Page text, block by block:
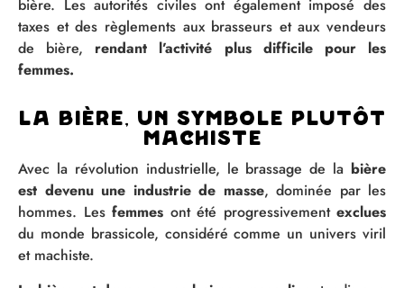
bière. Les autorités civiles ont également imposé des
taxes et des règlements aux brasseurs et aux vendeurs
de bière, rendant l’activité plus difficile pour les
femmes.
La bière, un symbole plutôt
machiste
Avec la révolution industrielle, le brassage de la bière
est devenu une industrie de masse, dominée par les
hommes. Les femmes ont été progressivement exclues
du monde brassicole, considéré comme un univers viril
et machiste.